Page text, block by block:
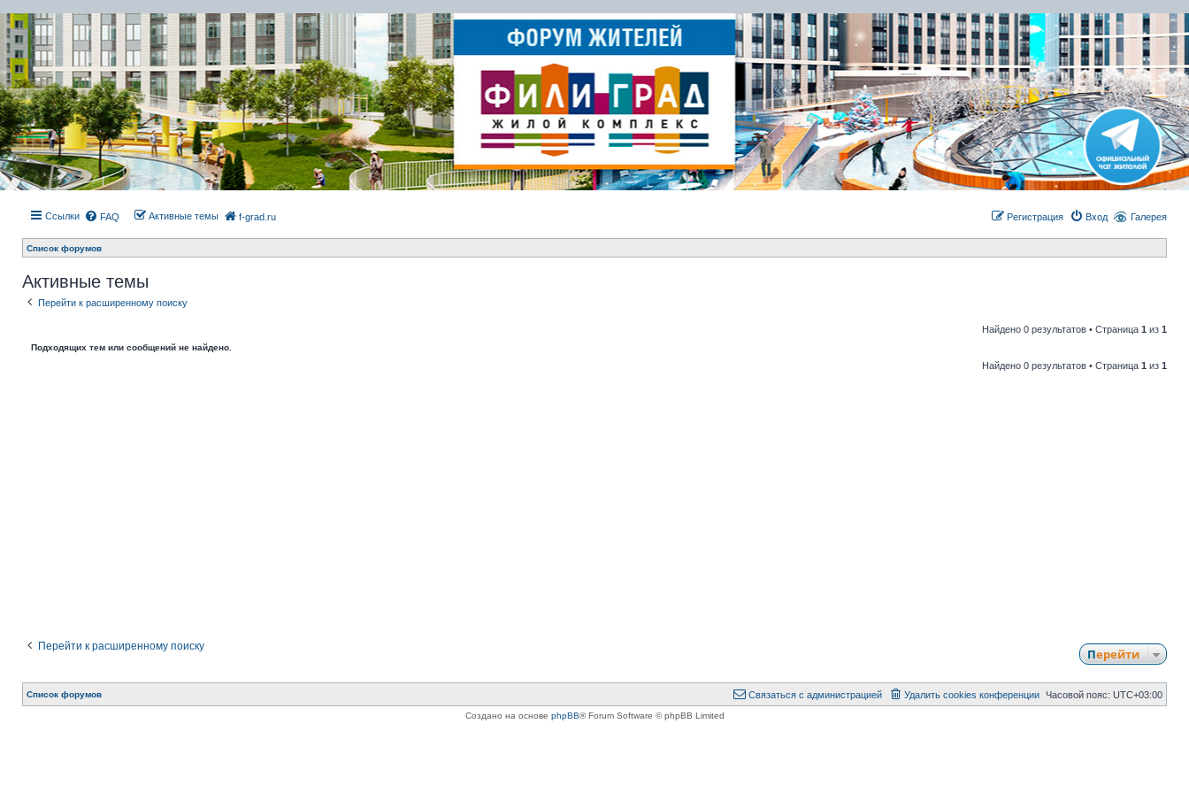
Ссылки Галерея
FAQ Активные темы f-grad.ru Вход
Регистрация
Список форумов
Активные темы
Перейти к расширенному поиску
Найдено 0 результатов • Страница 1 из 1
Подходящих тем или сообщений не найдено.
Найдено 0 результатов • Страница 1 из 1
Перейти к расширенному поиску Перейти
Список форумов Часовой пояс: UTC+03:00
Удалить cookies конференции
Связаться с администрацией
Создано на основе phpBB® Forum Software © phpBB Limited